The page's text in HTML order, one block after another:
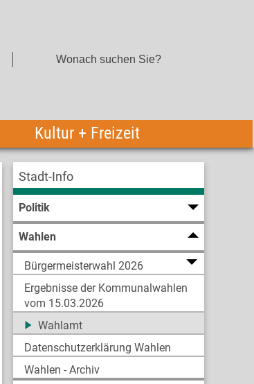
Kultur + Freizeit
Stadt-Info
Politik
Wahlen
Bürgermeisterwahl 2026
Ergebnisse der Kommunalwahlen
vom 15.03.2026
Wahlamt
Datenschutzerklärung Wahlen
Wahlen - Archiv